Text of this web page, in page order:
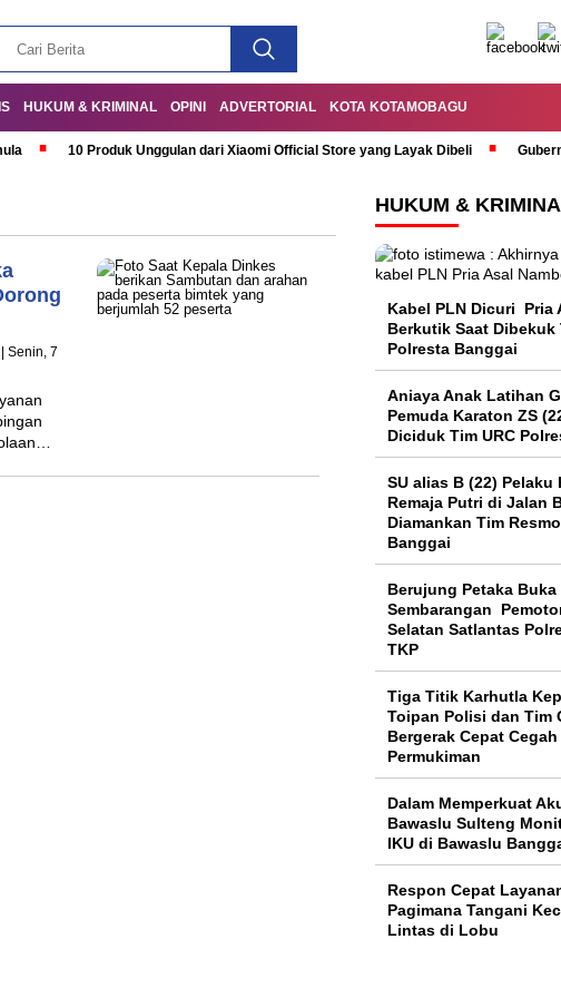
HUKUM & KRIMINAL OPINI ADVERTORIAL KOTA KOTAMOBAGU
10 Produk Unggulan dari Xiaomi Official Store yang Layak Dibeli
| Senin, 7
HUKUM &
Kabel PLN Dicuri Pria
Berkutik Saat Dibekuk
Polresta Banggai
Aniaya Anak Latihan
Pemuda Karaton ZS
Diciduk Tim URC
SU alias B (22) Pelaku
Remaja Putri di Jalan
Diamankan Tim
Banggai
Berujung Petaka
Sembarangan
Selatan Satlantas
TKP
Tiga Titik Karhutla
Toipan Polisi dan Tim
Bergerak Cepat
Permukiman
Dalam Memperkuat
Bawaslu Sulteng
IKU di Bawaslu
Respon Cepat
Pagimana Tangani
Lintas di Lobu